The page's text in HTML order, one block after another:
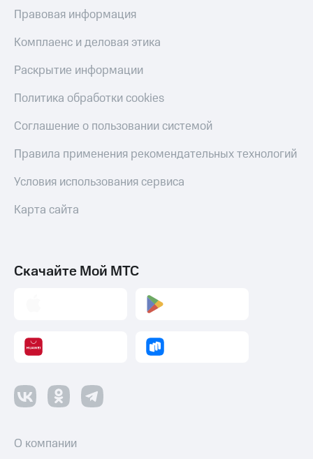
Правовая информация
Комплаенс и деловая этика
Раскрытие информации
Политика обработки cookies
Соглашение о пользовании системой
Правила применения рекомендательных технологий
Условия использования сервиса
Карта сайта
Скачайте Мой МТС
О компании